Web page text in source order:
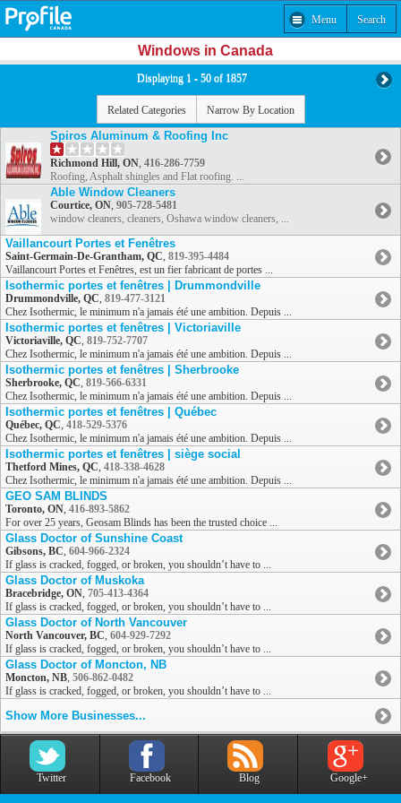
Menu Search
Windows in Canada
Displaying 1 - 50 of 1857
Related Categories Narrow By Location
Spiros Aluminum & Roofing Inc
Richmond Hill, ON, 416-286-7759
Roofing, Asphalt shingles and Flat roofing. ...
Able Window Cleaners
Courtice, ON, 905-728-5481
window cleaners, cleaners, Oshawa window cleaners, ...
Vaillancourt Portes et Fenêtres
Saint-Germain-De-Grantham, QC, 819-395-4484
Vaillancourt Portes et Fenêtres, est un fier fabricant de portes ...
Isothermic portes et fenêtres | Drummondville
Drummondville, QC, 819-477-3121
Chez Isothermic, le minimum n'a jamais été une ambition. Depuis ...
Isothermic portes et fenêtres | Victoriaville
Victoriaville, QC, 819-752-7707
Chez Isothermic, le minimum n'a jamais été une ambition. Depuis ...
Isothermic portes et fenêtres | Sherbrooke
Sherbrooke, QC, 819-566-6331
Chez Isothermic, le minimum n'a jamais été une ambition. Depuis ...
Isothermic portes et fenêtres | Québec
Québec, QC, 418-529-5376
Chez Isothermic, le minimum n'a jamais été une ambition. Depuis ...
Isothermic portes et fenêtres | siège social
Thetford Mines, QC, 418-338-4628
Chez Isothermic, le minimum n'a jamais été une ambition. Depuis ...
GEO SAM BLINDS
Toronto, ON, 416-893-5862
For over 25 years, Geosam Blinds has been the trusted choice ...
Glass Doctor of Sunshine Coast
Gibsons, BC, 604-966-2324
If glass is cracked, fogged, or broken, you shouldn’t have to ...
Glass Doctor of Muskoka
Bracebridge, ON, 705-413-4364
If glass is cracked, fogged, or broken, you shouldn’t have to ...
Glass Doctor of North Vancouver
North Vancouver, BC, 604-929-7292
If glass is cracked, fogged, or broken, you shouldn’t have to ...
Glass Doctor of Moncton, NB
Moncton, NB, 506-862-0482
If glass is cracked, fogged, or broken, you shouldn’t have to ...
Show More Businesses...
Twitter Facebook Blog Google+